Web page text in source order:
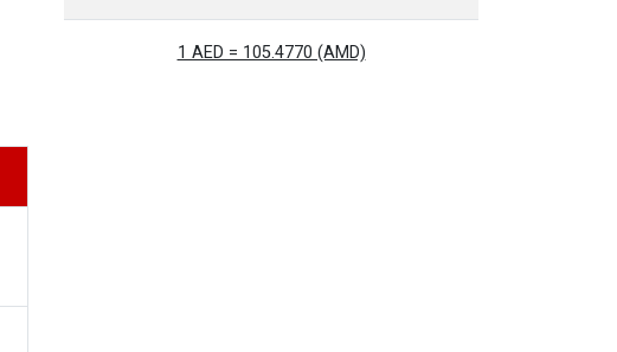
1 AED = 105.4770 (AMD)